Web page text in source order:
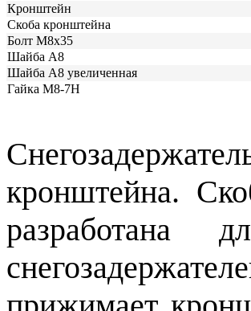
Кронштейн
Скоба кронштейна
Болт М8х35
Шайба А8
Шайба А8 увеличенная
Гайка М8-7Н
кронштейна.
разработана